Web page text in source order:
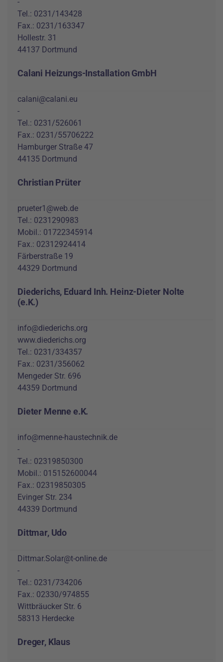
Tel.: 0231/143428
Fax.: 0231/163347
Hollestr. 31
44137 Dortmund
Calani Heizungs-Installation GmbH
calani@calani.eu
-
Tel.: 0231/526061
Fax.: 0231/55706222
Hamburger Straße 47
44135 Dortmund
Christian Prüter
prueter1@web.de
Tel.: 0231290983
Mobil.: 01722345914
Fax.: 02312924414
Färberstraße 19
44329 Dortmund
Diederichs, Eduard Inh. Heinz-Dieter Nolte
(e.K.)
info@diederichs.org
www.diederichs.org
Tel.: 0231/334357
Fax.: 0231/356062
Mengeder Str. 696
44359 Dortmund
Dieter Menne e.K.
info@menne-haustechnik.de
-
Tel.: 02319850300
Mobil.: 015152600044
Fax.: 02319850305
Evinger Str. 234
44339 Dortmund
Dittmar, Udo
Dittmar.Solar@t-online.de
-
Tel.: 0231/734206
Fax.: 02330/974855
Wittbräucker Str. 6
58313 Herdecke
Dreger, Klaus